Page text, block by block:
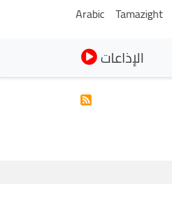
Arabic Tamazight
الإذاعات